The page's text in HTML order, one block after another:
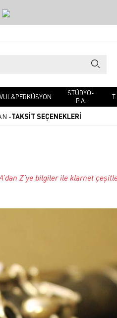
STÜDYO-
P.A.
-TAKSİT SEÇENEKLERİ
Z’ye bilgiler ile klarnet